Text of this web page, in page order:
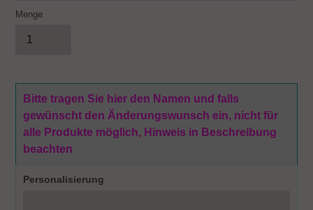
Menge
Bitte tragen Sie hier den Namen und falls
gewünscht den Änderungswunsch ein, nicht für
alle Produkte möglich, Hinweis in Beschreibung
beachten
Personalisierung